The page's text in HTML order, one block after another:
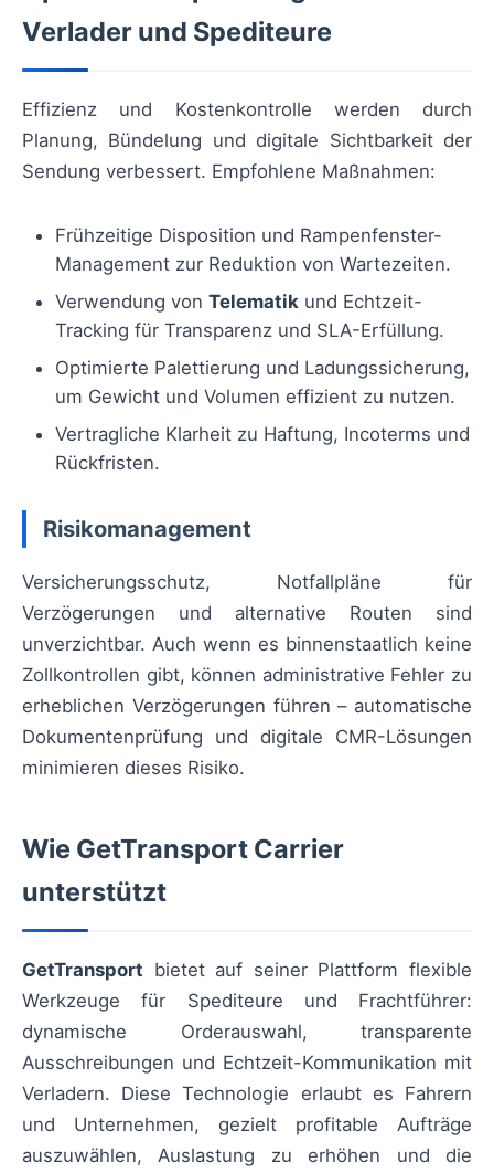
Verlader und Spediteure
Effizienz und Kostenkontrolle werden durch
Planung, Bündelung und digitale Sichtbarkeit der
Sendung verbessert. Empfohlene Maßnahmen:
Frühzeitige Disposition und Rampenfenster-
Management zur Reduktion von Wartezeiten.
Verwendung von Telematik und Echtzeit-
Tracking für Transparenz und SLA-Erfüllung.
Optimierte Palettierung und Ladungssicherung,
um Gewicht und Volumen effizient zu nutzen.
Vertragliche Klarheit zu Haftung, Incoterms und
Rückfristen.
Risikomanagement
Versicherungsschutz, Notfallpläne für
Verzögerungen und alternative Routen sind
unverzichtbar. Auch wenn es binnenstaatlich keine
Zollkontrollen gibt, können administrative Fehler zu
erheblichen Verzögerungen führen – automatische
Dokumentenprüfung und digitale CMR-Lösungen
minimieren dieses Risiko.
Wie GetTransport Carrier
unterstützt
GetTransport bietet auf seiner Plattform flexible
Werkzeuge für Spediteure und Frachtführer:
dynamische Orderauswahl, transparente
Ausschreibungen und Echtzeit-Kommunikation mit
Verladern. Diese Technologie erlaubt es Fahrern
und Unternehmen, gezielt profitable Aufträge
auszuwählen, Auslastung zu erhöhen und die